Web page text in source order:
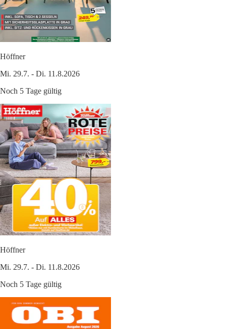
Höffner
Mi. 29.7. - Di. 11.8.2026
Noch 5 Tage gültig
Höffner
Mi. 29.7. - Di. 11.8.2026
Noch 5 Tage gültig